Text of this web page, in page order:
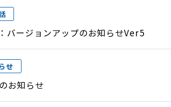
バージョンアップのお知らせVer5
せ
お知らせ